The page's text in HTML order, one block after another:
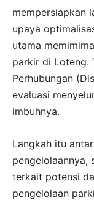
mempersiapkan
upaya
utama
parkir di Loteng.
Perhubungan
evaluasi
imbuhnya.
Langkah itu
pengelolaannya,
terkait potensi
pengelolaan